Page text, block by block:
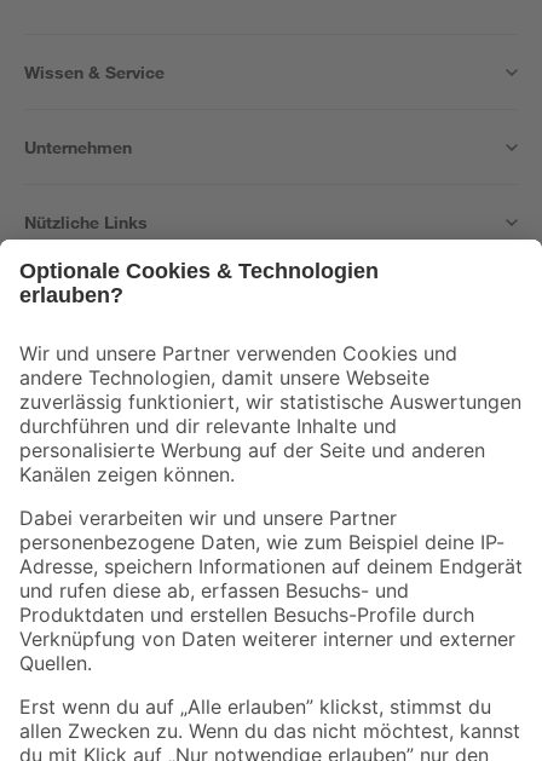
Wissen & Service
Unternehmen
Nützliche Links
Der toom Newsletter: Keine Angebote und Aktionen mehr verpassen!
Zur Newsletter Anmeldung
Folge uns
Zahlungsarten Versandarten
Sicher einkaufen